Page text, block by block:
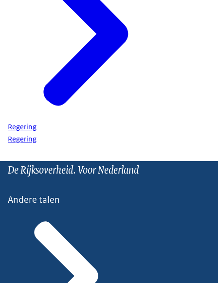
Regering
Regering
De Rijksoverheid. Voor Nederland
Andere talen